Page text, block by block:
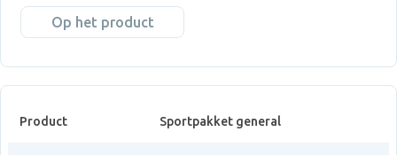
Op het product
Product Sportpakket general